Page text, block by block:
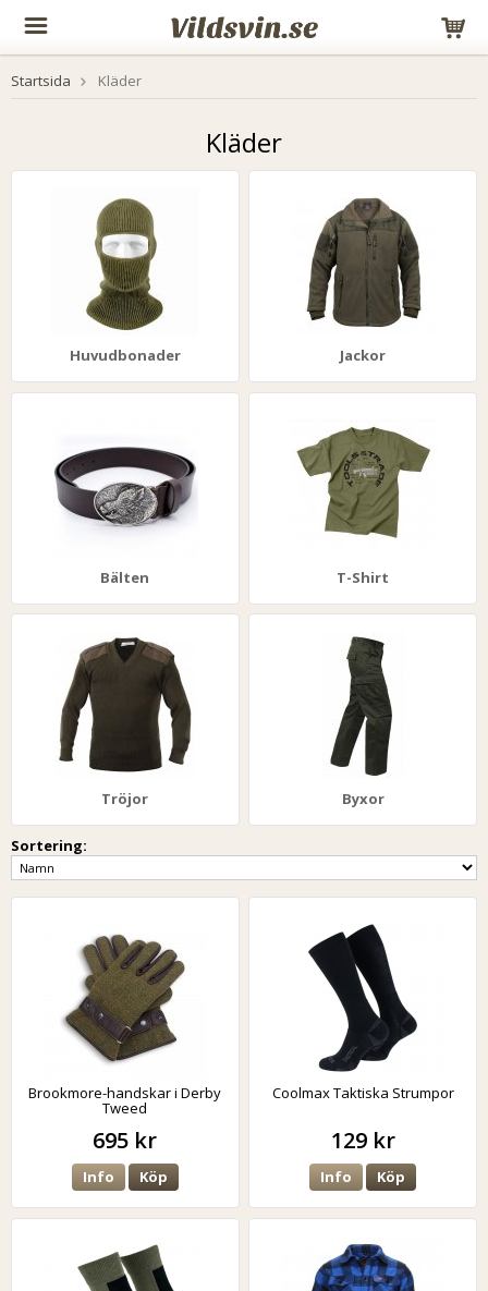
Startsida Kläder
Kläder
Huvudbonader Jackor
Bälten T-Shirt
Tröjor Byxor
Sortering:
Brookmore-handskar i Derby
Tweed
695 kr
Info Köp
Coolmax Taktiska Strumpor
129 kr
Info Köp